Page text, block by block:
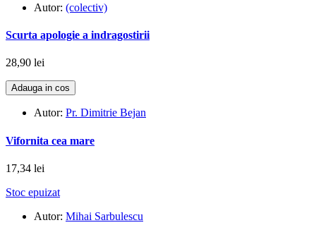
Autor: (colectiv)
Scurta apologie a indragostirii
28,90 lei
Adauga in cos
Autor: Pr. Dimitrie Bejan
Vifornita cea mare
17,34 lei
Stoc epuizat
Autor: Mihai Sarbulescu